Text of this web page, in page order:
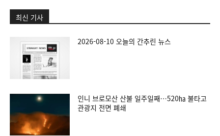
최신 기사
2026-08-10 오늘의 간추린 뉴스
인니 브로모산 산불 일주일째…520㏊ 불타고
관광지 전면 폐쇄